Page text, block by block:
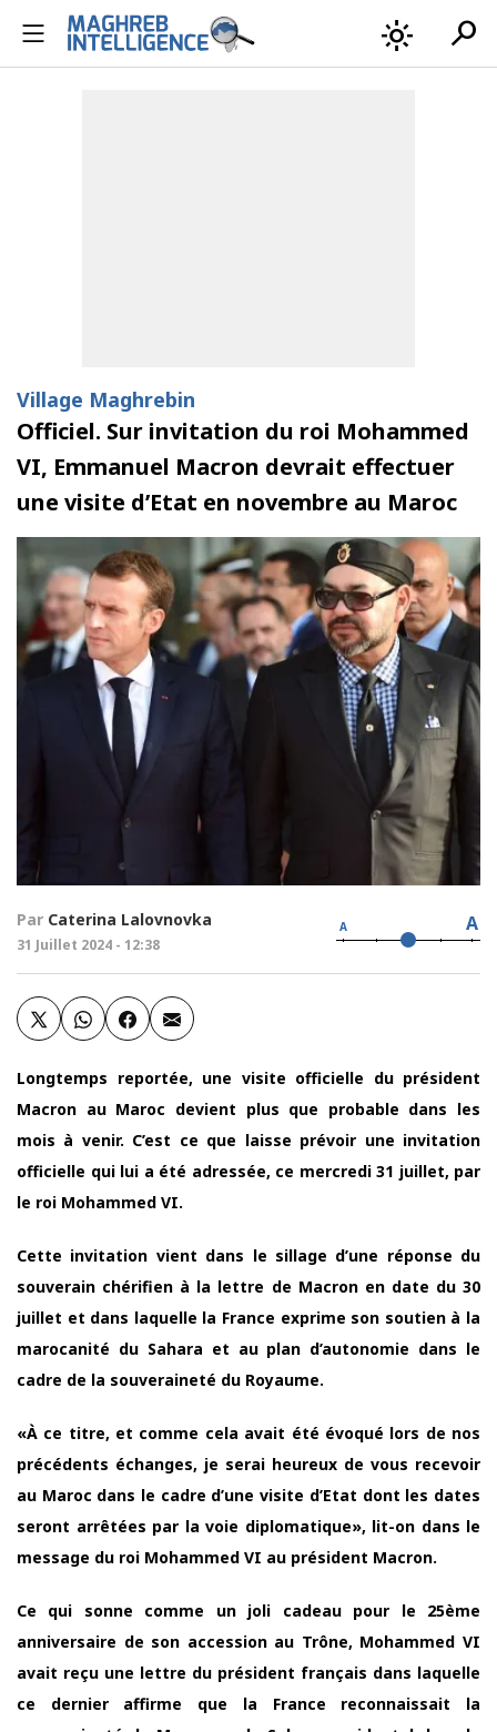
light_mode search
Village Maghrebin
Officiel. Sur invitation du roi Mohammed
VI, Emmanuel Macron devrait effectuer
une visite d’Etat en novembre au Maroc
Par Caterina Lalovnovka
31 Juillet 2024 - 12:38
A A
Longtemps reportée, une visite officielle du président
Macron au Maroc devient plus que probable dans les
mois à venir. C’est ce que laisse prévoir une invitation
officielle qui lui a été adressée, ce mercredi 31 juillet, par
le roi Mohammed VI.
Cette invitation vient dans le sillage d’une réponse du
souverain chérifien à la lettre de Macron en date du 30
juillet et dans laquelle la France exprime son soutien à la
marocanité du Sahara et au plan d’autonomie dans le
cadre de la souveraineté du Royaume.
«À ce titre, et comme cela avait été évoqué lors de nos
précédents échanges, je serai heureux de vous recevoir
au Maroc dans le cadre d’une visite d’Etat dont les dates
seront arrêtées par la voie diplomatique», lit-on dans le
message du roi Mohammed VI au président Macron.
Ce qui sonne comme un joli cadeau pour le 25ème
anniversaire de son accession au Trône, Mohammed VI
avait reçu une lettre du président français dans laquelle
ce dernier affirme que la France reconnaissait la